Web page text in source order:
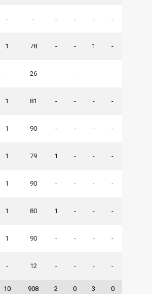
- - - - - -
1 78 - - 1 -
- 26 - - - -
1 81 - - - -
1 90 - - - -
1 79 1 - - -
1 90 - - - -
1 80 1 - - -
1 90 - - - -
- 12 - - - -
10 908 2 0 3 0